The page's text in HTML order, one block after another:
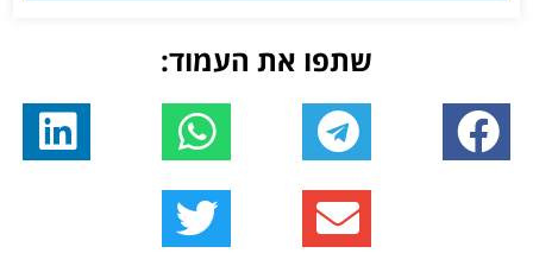
שתפו את העמוד: